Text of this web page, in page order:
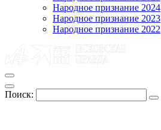
Народное признание 2024
Народное признание 2023
Народное признание 2022
Поиск: